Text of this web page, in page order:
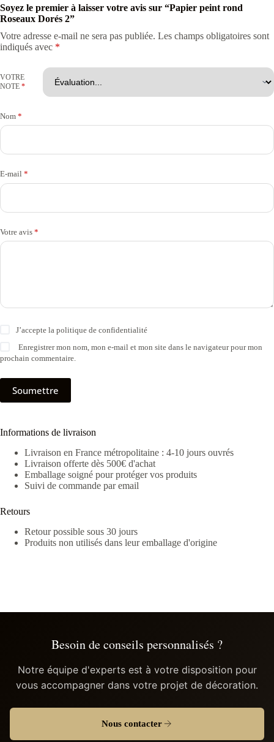
Soyez le premier à laisser votre avis sur “Papier peint rond
Roseaux Dorés 2”
Votre adresse e-mail ne sera pas publiée. Les champs obligatoires sont
indiqués avec *
VOTRE
NOTE *
Nom *
E-mail *
Votre avis *
J’accepte la politique de confidentialité
Enregistrer mon nom, mon e-mail et mon site dans le navigateur pour mon
prochain commentaire.
Soumettre
Informations de livraison
Livraison en France métropolitaine : 4-10 jours ouvrés
Livraison offerte dès 500€ d'achat
Emballage soigné pour protéger vos produits
Suivi de commande par email
Retours
Retour possible sous 30 jours
Produits non utilisés dans leur emballage d'origine
Besoin de conseils personnalisés ?
Notre équipe d'experts est à votre disposition pour
vous accompagner dans votre projet de décoration.
Nous contacter